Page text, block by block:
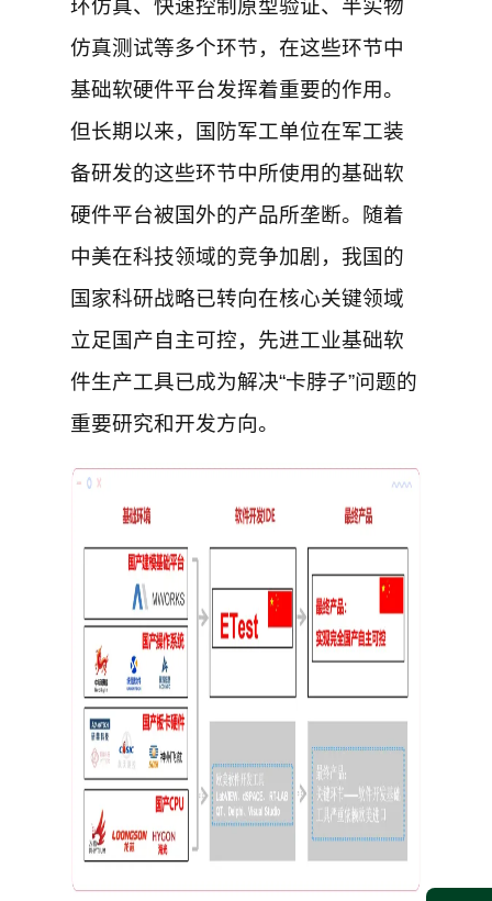
环仿真、快速控制原型验证、半实物
仿真测试等多个环节，在这些环节中
基础软硬件平台发挥着重要的作用。
但长期以来，国防军工单位在军工装
备研发的这些环节中所使用的基础软
硬件平台被国外的产品所垄断。随着
中美在科技领域的竞争加剧，我国的
国家科研战略已转向在核心关键领域
立足国产自主可控，先进工业基础软
件生产工具已成为解决“卡脖子”问题的
重要研究和开发方向。